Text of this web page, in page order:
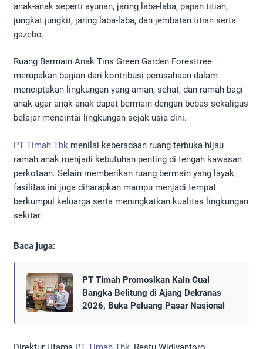
anak-anak seperti ayunan, jaring laba-laba, papan titian,
jungkat jungkit, jaring laba-laba, dan jembatan titian serta
gazebo.
Ruang Bermain Anak Tins Green Garden Foresttree
merupakan bagian dari kontribusi perusahaan dalam
menciptakan lingkungan yang aman, sehat, dan ramah bagi
anak agar anak-anak dapat bermain dengan bebas sekaligus
belajar mencintai lingkungan sejak usia dini.
PT Timah Tbk menilai keberadaan ruang terbuka hijau
ramah anak menjadi kebutuhan penting di tengah kawasan
perkotaan. Selain memberikan ruang bermain yang layak,
fasilitas ini juga diharapkan mampu menjadi tempat
berkumpul keluarga serta meningkatkan kualitas lingkungan
sekitar.
Baca juga:
PT Timah Promosikan Kain Cual
Bangka Belitung di Ajang Dekranas
2026, Buka Peluang Pasar Nasional